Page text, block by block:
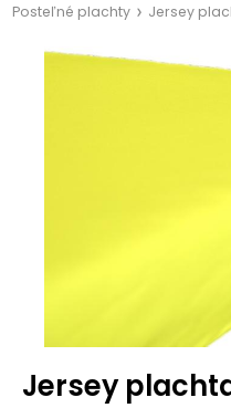
Posteľné plachty Jersey
Jersey